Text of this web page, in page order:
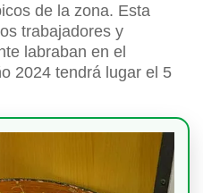
de la zona. Esta
trabajadores y
labraban en el
2024 tendrá lugar el 5